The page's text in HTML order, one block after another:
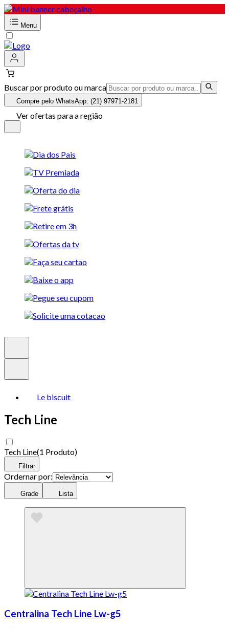
Menu
Buscar por produto ou marca
Compre pelo WhatsApp: (21) 97971-2181
Ver ofertas para a região
Le biscuit
Tech Line
Tech Line(1 Produto)
Filtrar
Ordernar por:
Grade Lista
Centralina Tech Line Lw-g5